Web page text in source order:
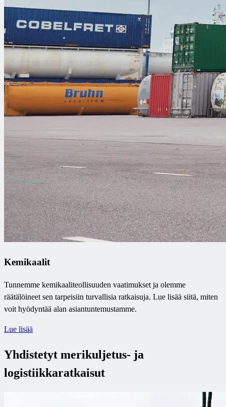
Kemikaalit
Tunnemme kemikaaliteollisuuden vaatimukset ja olemme
räätälöineet sen tarpeisiin turvallisia ratkaisuja. Lue lisää siitä, miten
voit hyödyntää alan asiantuntemustamme.
Lue lisää
Yhdistetyt merikuljetus- ja
logistiikkaratkaisut